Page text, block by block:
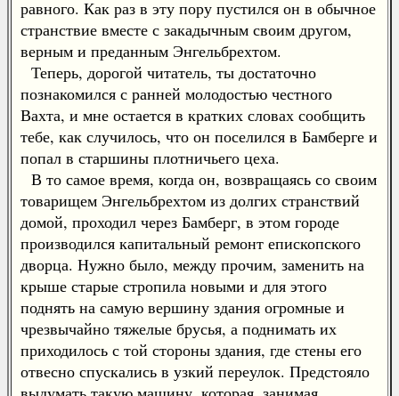
равного. Как раз в эту пору пустился он в обычное
странствие вместе с закадычным своим другом,
верным и преданным Энгельбрехтом.
Теперь, дорогой читатель, ты достаточно
познакомился с ранней молодостью честного
Вахта, и мне остается в кратких словах сообщить
тебе, как случилось, что он поселился в Бамберге и
попал в старшины плотничьего цеха.
В то самое время, когда он, возвращаясь со своим
товарищем Энгельбрехтом из долгих странствий
домой, проходил через Бамберг, в этом городе
производился капитальный ремонт епископского
дворца. Нужно было, между прочим, заменить на
крыше старые стропила новыми и для этого
поднять на самую вершину здания огромные и
чрезвычайно тяжелые брусья, а поднимать их
приходилось с той стороны здания, где стены его
отвесно спускались в узкий переулок. Предстояло